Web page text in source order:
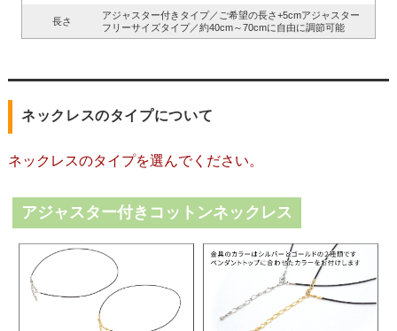
長さ
アジャスター付きタイプ／ご希望の長さ+5cmアジャスター
フリーサイズタイプ／約40cm～70cmに自由に調節可能
ネックレスのタイプについて
ネックレスのタイプを選んでください。
アジャスター付きコットンネックレス